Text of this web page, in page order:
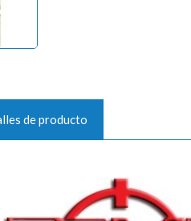
de producto